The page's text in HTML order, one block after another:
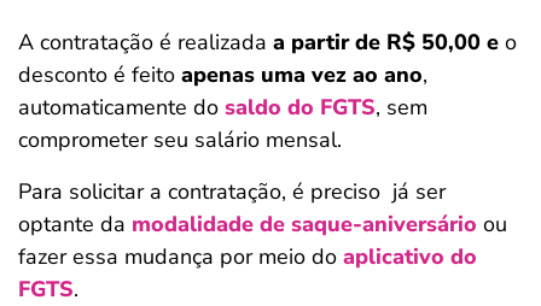
A contratação é realizada a partir de R$ 50,00 e o
desconto é feito apenas uma vez ao ano,
automaticamente do saldo do FGTS, sem
comprometer seu salário mensal.
Para solicitar a contratação, é preciso já ser
optante da modalidade de saque-aniversário ou
fazer essa mudança por meio do aplicativo do
FGTS.